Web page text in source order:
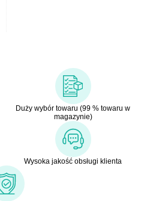
Duży wybór towaru (99 % towaru w
magazynie)
Wysoka jakość obsługi klienta